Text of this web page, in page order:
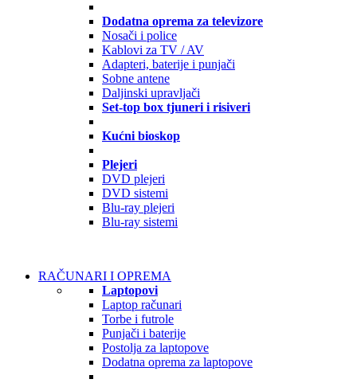
Dodatna oprema za televizore
Nosači i police
Kablovi za TV / AV
Adapteri, baterije i punjači
Sobne antene
Daljinski upravljači
Set-top box tjuneri i risiveri
Kućni bioskop
Plejeri
DVD plejeri
DVD sistemi
Blu-ray plejeri
Blu-ray sistemi
RAČUNARI I OPREMA
Laptopovi
Laptop računari
Torbe i futrole
Punjači i baterije
Postolja za laptopove
Dodatna oprema za laptopove